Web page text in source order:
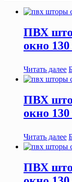
ПВХ
окно
Читать далее
ПВХ
окно
Читать далее
ПВХ